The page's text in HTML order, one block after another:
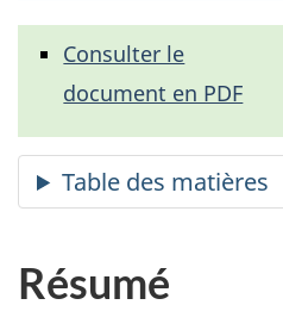
Consulter le
document en PDF
Résumé